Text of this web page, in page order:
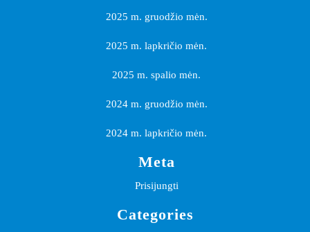
2025 m. gruodžio mėn.
2025 m. lapkričio mėn.
2025 m. spalio mėn.
2024 m. gruodžio mėn.
2024 m. lapkričio mėn.
Meta
Prisijungti
Categories